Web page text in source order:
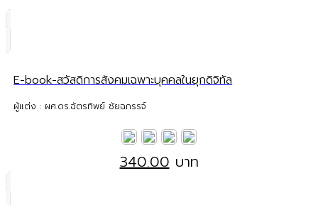
E-book-สวัสดิการสังคมเฉพาะบุคคลในยุกดิจิทัล
ผู้แต่ง : ผศ.ดร.ฉัตรทิพย์ ชัยฉกรรจ์
340.00บาท